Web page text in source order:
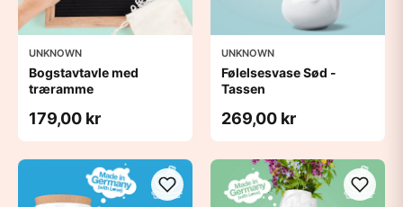
UNKNOWN
Bogstavtavle med
træramme
179,00 kr
UNKNOWN
Følelsesvase Sød -
Tassen
269,00 kr